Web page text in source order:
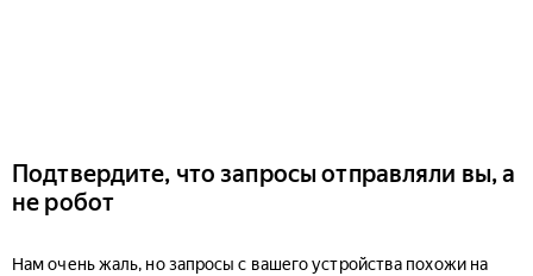
Подтвердите, что запросы отправляли вы, а
не робот
Нам очень жаль, но запросы с вашего устройства похожи на